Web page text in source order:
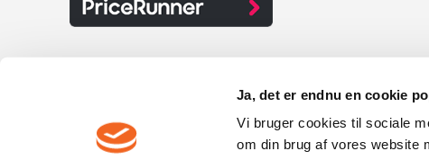
Ja, det er endnu en cookie
Vi bruger cookies til sociale
om din brug af vores website